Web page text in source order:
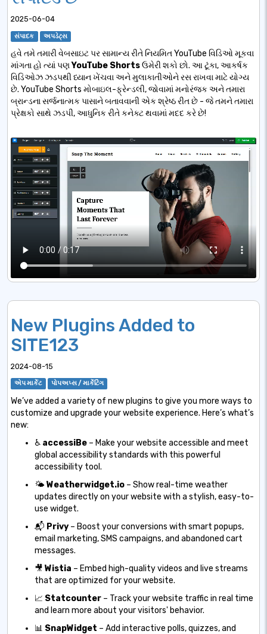
2025-06-04
સંપાદક અપડેટ્સ
હવે તમે તમારી વેબસાઇટ પર સામાન્ય રીતે નિયમિત YouTube વિડિઓ મૂકવા
માંગતા હો ત્યાં પણYouTube Shortsઉમેરી શકો છો. આ ટૂંકા, આકર્ષક
વિડિઓઝ ઝડપથી ધ્યાન ખેંચવા અને મુલાકાતીઓને રસ રાખવા માટે યોગ્ય
છે. YouTube Shorts મોબાઇલ-ફ્રેન્ડલી, જોવામાં મનોરંજક અને તમારા
બ્રાન્ડના સર્જનાત્મક પાસાને બતાવવાની એક શ્રેષ્ઠ રીત છે - જે તમને તમારા
પ્રેક્ષકો સાથે ઝડપી, આધુનિક રીતે કનેક્ટ થવામાં મદદ કરે છે!
New Plugins Added to
SITE123
2024-08-15
એપ માર્કેટ પોપઅપ્સ / માર્કેટિંગ
We’ve added a variety of new plugins to give you more ways to
customize and upgrade your website experience. Here’s what’s
new:
♿ accessiBe – Make your website accessible and meet
global accessibility standards with this powerful
accessibility tool.
🌤️ Weatherwidget.io – Show real-time weather
updates directly on your website with a stylish, easy-to-
use widget.
📬 Privy – Boost your conversions with smart popups,
email marketing, SMS campaigns, and abandoned cart
messages.
🎥 Wistia – Embed high-quality videos and live streams
that are optimized for your website.
📈 Statcounter – Track your website traffic in real time
and learn more about your visitors' behavior.
📊 SnapWidget – Add interactive polls, quizzes, and